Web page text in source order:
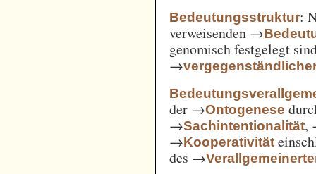
Bedeutungsstruktur:
verweisenden →
genomisch festgelegt
→
der →Ontogenese
→Sachintentionalität,
→Kooperativität
des →